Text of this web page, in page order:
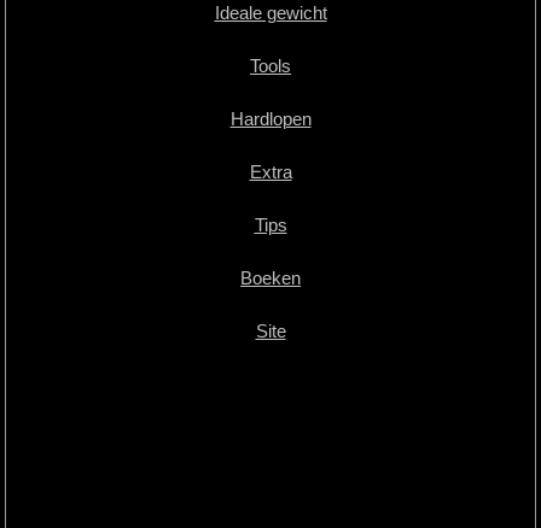
Ideale gewicht
Tools
Hardlopen
Extra
Tips
Boeken
Site